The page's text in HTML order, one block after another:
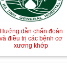
Hướng dẫn chẩn đoán
và điều trị các bệnh cơ
xương khớp